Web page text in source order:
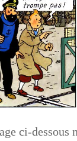
ci-dessous